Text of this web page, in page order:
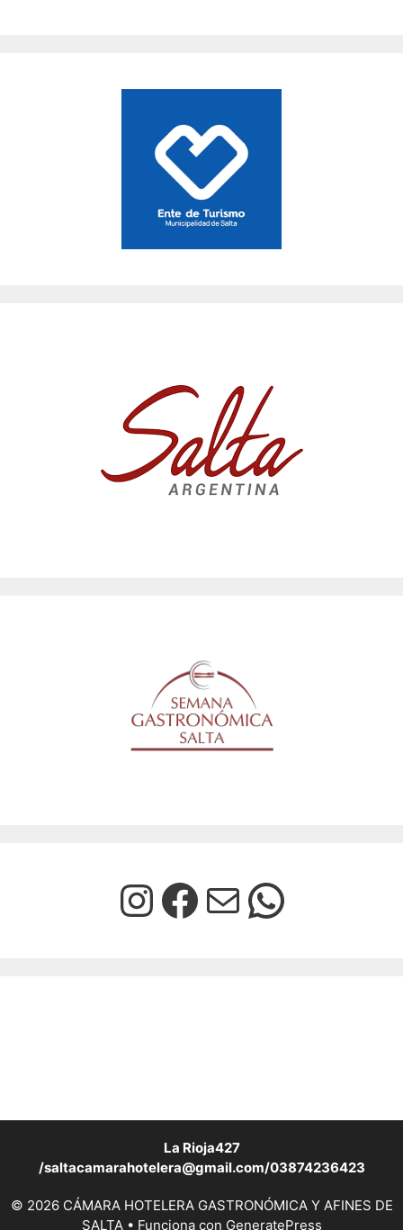
La Rioja427
/saltacamarahotelera@gmail.com/03874236423
© 2026 CÁMARA HOTELERA GASTRONÓMICA Y AFINES DE
SALTA• Funciona con GeneratePress